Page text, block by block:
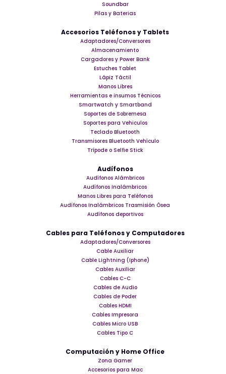
Soundbar
Pilas y Baterias
Accesorios Teléfonos y Tablets
Adaptadores/Conversores
Almacenamiento
Cargadores y Power Bank
Estuches Tablet
Lápiz Táctil
Manos Libres
Herramientas e insumos Técnicos
Smartwatch y Smartband
Soportes de Sobremesa
Soportes para Vehiculos
Teclado Bluetooth
Transmisores Bluetooth Vehículo
Trípode o Selfie Stick
Audífonos
Audífonos Alámbricos
Audífonos Inalámbricos
Manos Libres para Teléfonos
Audífonos Inalámbricos Trasmisión Ósea
Audífonos deportivos
Cables para Teléfonos y Computadores
Adaptadores/Conversores
Cable Auxiliar
Cable Lightning (Iphone)
Cables Auxiliar
Cables C-C
Cables de Audio
Cables de Poder
Cables HDMI
Cables Impresora
Cables Micro USB
Cables Tipo C
Computación y Home Office
Zona Gamer
Accesorios para Mac